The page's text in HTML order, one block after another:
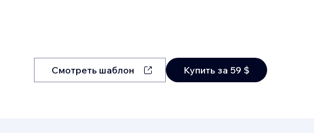
Смотреть шаблон Купить за 59 $